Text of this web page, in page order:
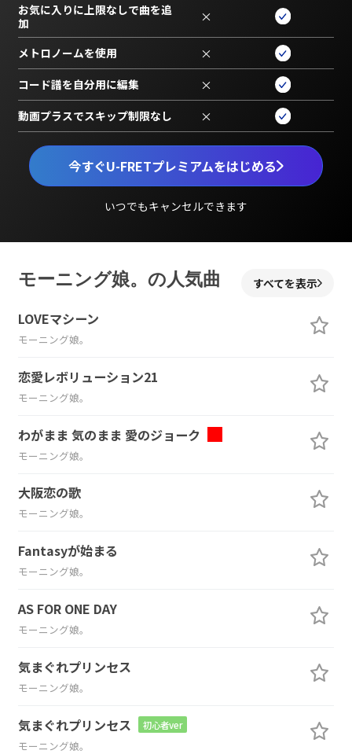
今すぐU-FRETプレミアムをはじめる
いつでもキャンセルできます
お気に入りに上限なしで曲を追
加
×
メトロノームを使用 ×
コード譜を自分用に編集 ×
動画プラスでスキップ制限なし ×
モーニング娘。の人気曲 すべてを表示
LOVEマシーン
モーニング娘。
恋愛レボリューション21
モーニング娘。
わがまま 気のまま 愛のジョーク
モーニング娘。
大阪恋の歌
モーニング娘。
Fantasyが始まる
モーニング娘。
AS FOR ONE DAY
モーニング娘。
気まぐれプリンセス
モーニング娘。
気まぐれプリンセス 初心者ver
モーニング娘。